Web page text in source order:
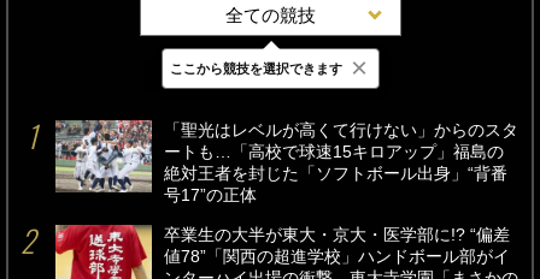
全ての競技
最新 24時間 週間
「聖光はレベルが高くて行けない」からのスタ
ートも…「高校で球速15キロアップ」福島の
絶対王者を封じた「ソフトボール出身」“背番
号17”の正体
卒業生の大半が東大・京大・医学部に!? “偏差
値78”「関西の超進学校」ハンドボール部がイ
ここから競技を選択できます ×